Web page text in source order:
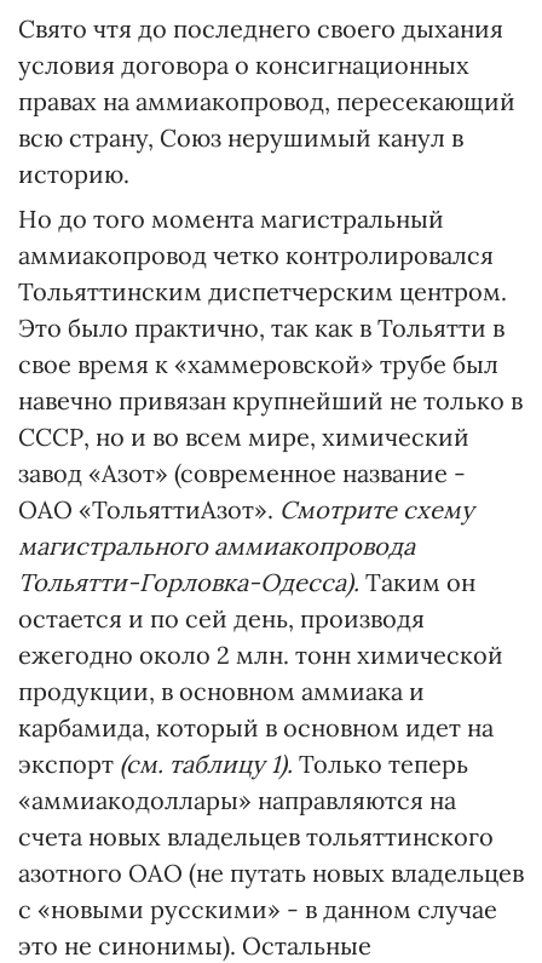
Свято чтя до последнего своего дыхания
условия договора о консигнационных
правах на аммиакопровод, пересекающий
всю страну, Союз нерушимый канул в
историю.
Но до того момента магистральный
аммиакопровод четко контролировался
Тольяттинским диспетчерским центром.
Это было практично, так как в Тольятти в
свое время к «хаммеровской» трубе был
навечно привязан крупнейший не только в
СССР, но и во всем мире, химический
завод «Азот» (современное название -
ОАО «ТольяттиАзот». Смотрите схему
магистрального аммиакопровода
Тольятти-Горловка-Одесса). Таким он
остается и по сей день, производя
ежегодно около 2 млн. тонн химической
продукции, в основном аммиака и
карбамида, который в основном идет на
экспорт (см. таблицу 1). Только теперь
«аммиакодоллары» направляются на
счета новых владельцев тольяттинского
азотного ОАО (не путать новых владельцев
с «новыми русскими» - в данном случае
это не синонимы). Остальные